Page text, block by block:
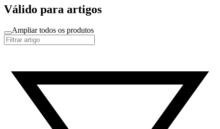
Válido para artigos
Ampliar todos os produtos